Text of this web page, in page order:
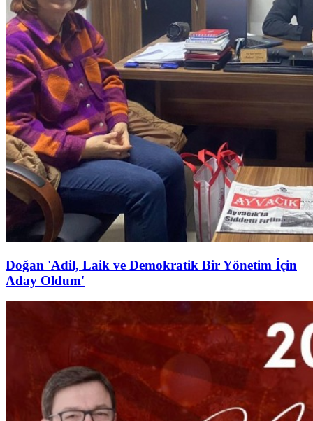
Doğan 'Adil, Laik ve Demokratik Bir Yönetim İçin
Aday Oldum'